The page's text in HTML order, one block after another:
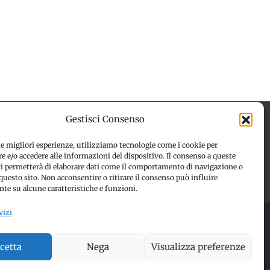
Gestisci Consenso
migliori esperienze, utilizziamo tecnologie come i cookie per
e/o accedere alle informazioni del dispositivo. Il consenso a queste
permetterà di elaborare dati come il comportamento di navigazione o
sito. Non acconsentire o ritirare il consenso può influire
su alcune caratteristiche e funzioni.
Nega Visualizza preferenze
Disconoscimento
| Made with ❤️ by